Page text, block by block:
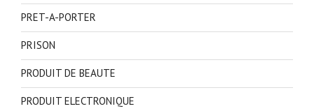
PRET-A-PORTER
PRISON
PRODUIT DE BEAUTE
PRODUIT ELECTRONIQUE